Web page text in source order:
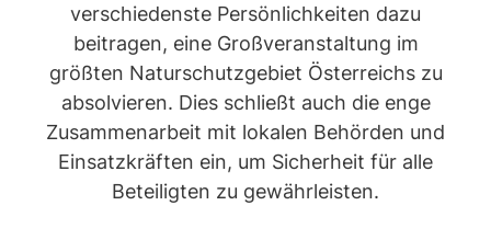
verschiedenste Persönlichkeiten dazu
beitragen, eine Großveranstaltung im
größten Naturschutzgebiet Österreichs zu
absolvieren. Dies schließt auch die enge
Zusammenarbeit mit lokalen Behörden und
Einsatzkräften ein, um Sicherheit für alle
Beteiligten zu gewährleisten.